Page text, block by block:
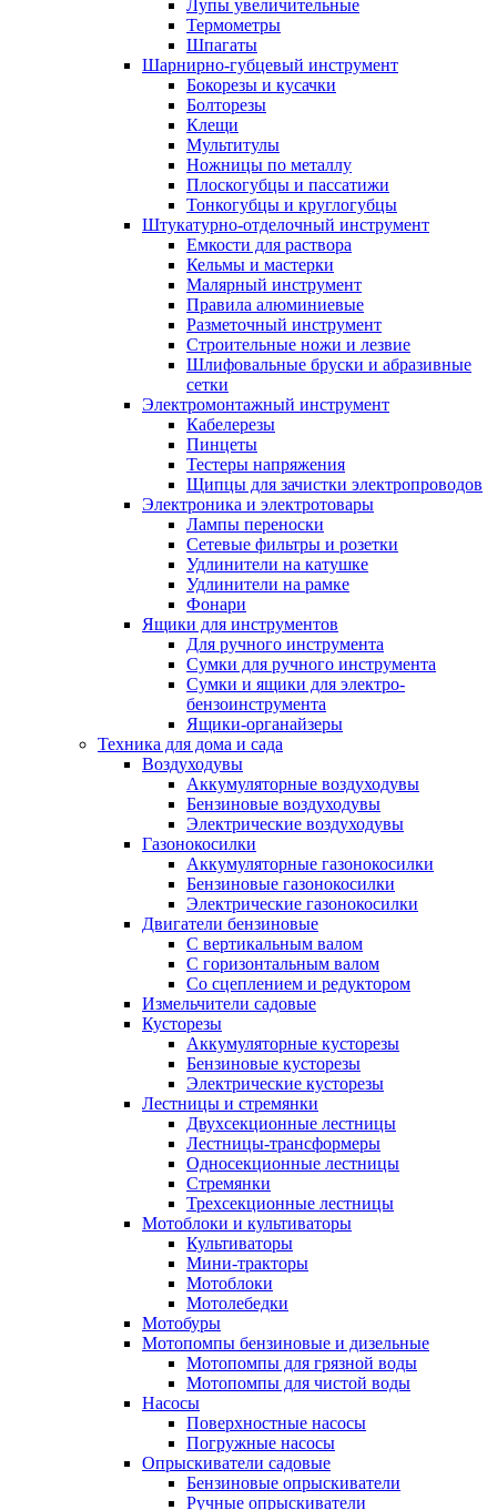
Лупы увеличительные
Термометры
Шпагаты
Шарнирно-губцевый инструмент
Бокорезы и кусачки
Болторезы
Клещи
Мультитулы
Ножницы по металлу
Плоскогубцы и пассатижи
Тонкогубцы и круглогубцы
Штукатурно-отделочный инструмент
Емкости для раствора
Кельмы и мастерки
Малярный инструмент
Правила алюминиевые
Разметочный инструмент
Строительные ножи и лезвие
Шлифовальные бруски и абразивные
сетки
Электромонтажный инструмент
Кабелерезы
Пинцеты
Тестеры напряжения
Щипцы для зачистки электропроводов
Электроника и электротовары
Лампы переноски
Сетевые фильтры и розетки
Удлинители на катушке
Удлинители на рамке
Фонари
Ящики для инструментов
Для ручного инструмента
Сумки для ручного инструмента
Сумки и ящики для электро-
бензоинструмента
Ящики-органайзеры
Техника для дома и сада
Воздуходувы
Аккумуляторные воздуходувы
Бензиновые воздуходувы
Электрические воздуходувы
Газонокосилки
Аккумуляторные газонокосилки
Бензиновые газонокосилки
Электрические газонокосилки
Двигатели бензиновые
С вертикальным валом
С горизонтальным валом
Со сцеплением и редуктором
Измельчители садовые
Кусторезы
Аккумуляторные кусторезы
Бензиновые кусторезы
Электрические кусторезы
Лестницы и стремянки
Двухсекционные лестницы
Лестницы-трансформеры
Односекционные лестницы
Стремянки
Трехсекционные лестницы
Мотоблоки и культиваторы
Культиваторы
Мини-тракторы
Мотоблоки
Мотолебедки
Мотобуры
Мотопомпы бензиновые и дизельные
Мотопомпы для грязной воды
Мотопомпы для чистой воды
Насосы
Поверхностные насосы
Погружные насосы
Опрыскиватели садовые
Бензиновые опрыскиватели
Ручные опрыскиватели